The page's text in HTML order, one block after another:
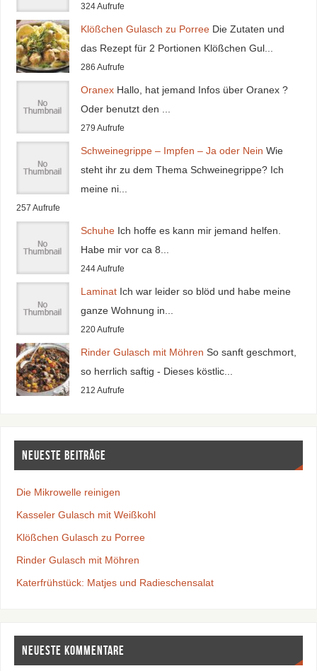
324 Aufrufe
Klößchen Gulasch zu Porree Die Zutaten und
das Rezept für 2 Portionen Klößchen Gul...
286 Aufrufe
Oranex Hallo, hat jemand Infos über Oranex ?
Oder benutzt den ...
279 Aufrufe
Schweinegrippe – Impfen – Ja oder Nein Wie
steht ihr zu dem Thema Schweinegrippe? Ich
meine ni...
257 Aufrufe
Schuhe Ich hoffe es kann mir jemand helfen.
Habe mir vor ca 8...
244 Aufrufe
Laminat Ich war leider so blöd und habe meine
ganze Wohnung in...
220 Aufrufe
Rinder Gulasch mit Möhren So sanft geschmort,
so herrlich saftig - Dieses köstlic...
212 Aufrufe
Neueste Beiträge
Die Mikrowelle reinigen
Kasseler Gulasch mit Weißkohl
Klößchen Gulasch zu Porree
Rinder Gulasch mit Möhren
Katerfrühstück: Matjes und Radieschensalat
Neueste Kommentare